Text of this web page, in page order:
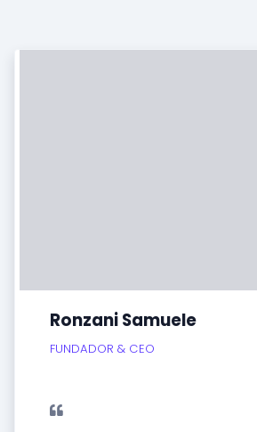
Ronzani Samuele
FUNDADOR & CEO